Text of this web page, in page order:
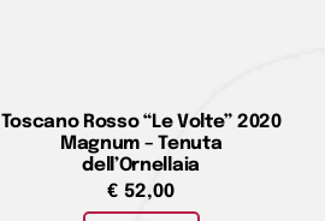
Toscano Rosso “Le Volte” 2020
Magnum – Tenuta
dell’Ornellaia
€ 52,00